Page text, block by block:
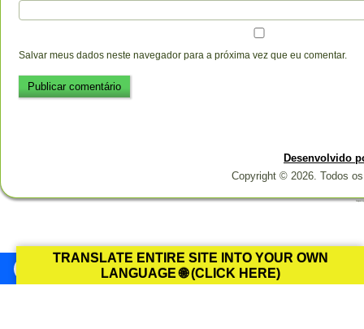
Salvar meus dados neste navegador para a próxima vez que eu comentar.
Desenvolvido
Copyright © 2026. Todos
TRANSLATE ENTIRE SITE INTO YOUR OWN
LANGUAGE 🌐 (CLICK HERE)